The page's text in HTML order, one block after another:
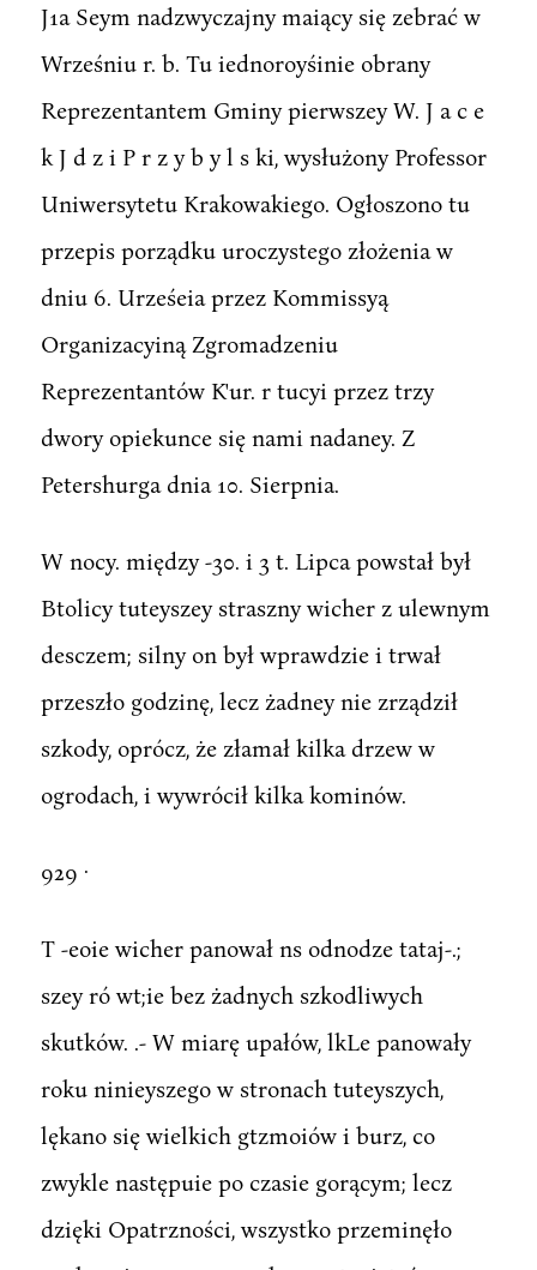
J1a Seym nadzwyczajny maiący się zebrać w
Wrześniu r. b. Tu iednoroyśinie obrany
Reprezentantem Gminy pierwszey W. J a c e
k J d z i P r z y b y l s ki, wysłużony Professor
Uniwersytetu Krakowakiego. Ogłoszono tu
przepis porządku uroczystego złożenia w
dniu 6. Urześeia przez Kommissyą
Organizacyiną Zgromadzeniu
Reprezentantów K'ur. r tucyi przez trzy
dwory opiekunce się nami nadaney. Z
Petershurga dnia 10. Sierpnia.
W nocy. między -30. i 3 t. Lipca powstał był
Btolicy tuteyszey straszny wicher z ulewnym
desczem; silny on był wprawdzie i trwał
przeszło godzinę, lecz żadney nie zrządził
szkody, oprócz, że złamał kilka drzew w
ogrodach, i wywrócił kilka kominów.
929 ·
T -eoie wicher panował ns odnodze tataj-.;
szey ró wt;ie bez żadnych szkodliwych
skutków. .- W miarę upałów, lkLe panowały
roku ninieyszego w stronach tuteyszych,
lękano się wielkich gtzmoiów i burz, co
zwykle następuie po czasie gorącym; lecz
dzięki Opatrzności, wszystko przeminęło